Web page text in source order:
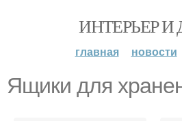
ИНТЕРЬЕР И
главная новости
Ящики для